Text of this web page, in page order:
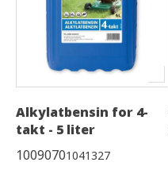
Alkylatbensin for 4-
takt - 5 liter
10090701041327